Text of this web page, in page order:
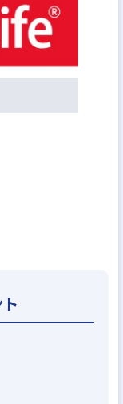
食べ物を育てる
す。
は大きく変わ